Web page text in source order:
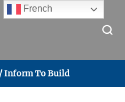
Inform To Build
French